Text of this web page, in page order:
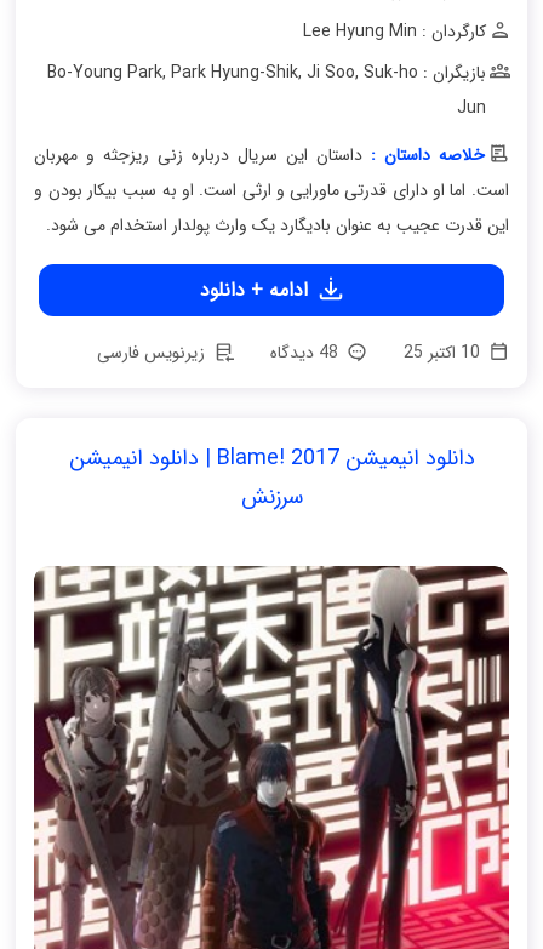
کارگردان : Lee Hyung Min
بازیگران : Bo-Young Park
, Park Hyung-Shik, Ji Soo, Suk-ho
Jun
خلاصه داستان :داستان این سریال درباره زنی ریزجثه و مهربان
است. اما او دارای قدرتی ماورایی و ارثی است. او به سبب بیکار بودن و
این قدرت عجیب به عنوان بادیگارد یک وارث پولدار استخدام می شود.
ادامه + دانلود
زیرنویس فارسی
دانلود انیمیشن Blame! 2017 | دانلود انیمیشن
سرزنش